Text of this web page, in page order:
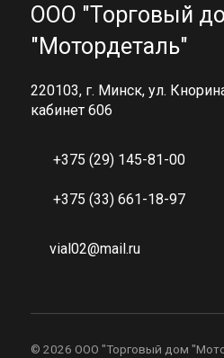
ООО "Торговый
"Мотордеталь"
220103, г. Минск, ул.
кабинет 606
+375 (29) 145-81-00
+375 (33) 661-18-97
vial02@mail.ru
© 2026 ООО "Торговый дом